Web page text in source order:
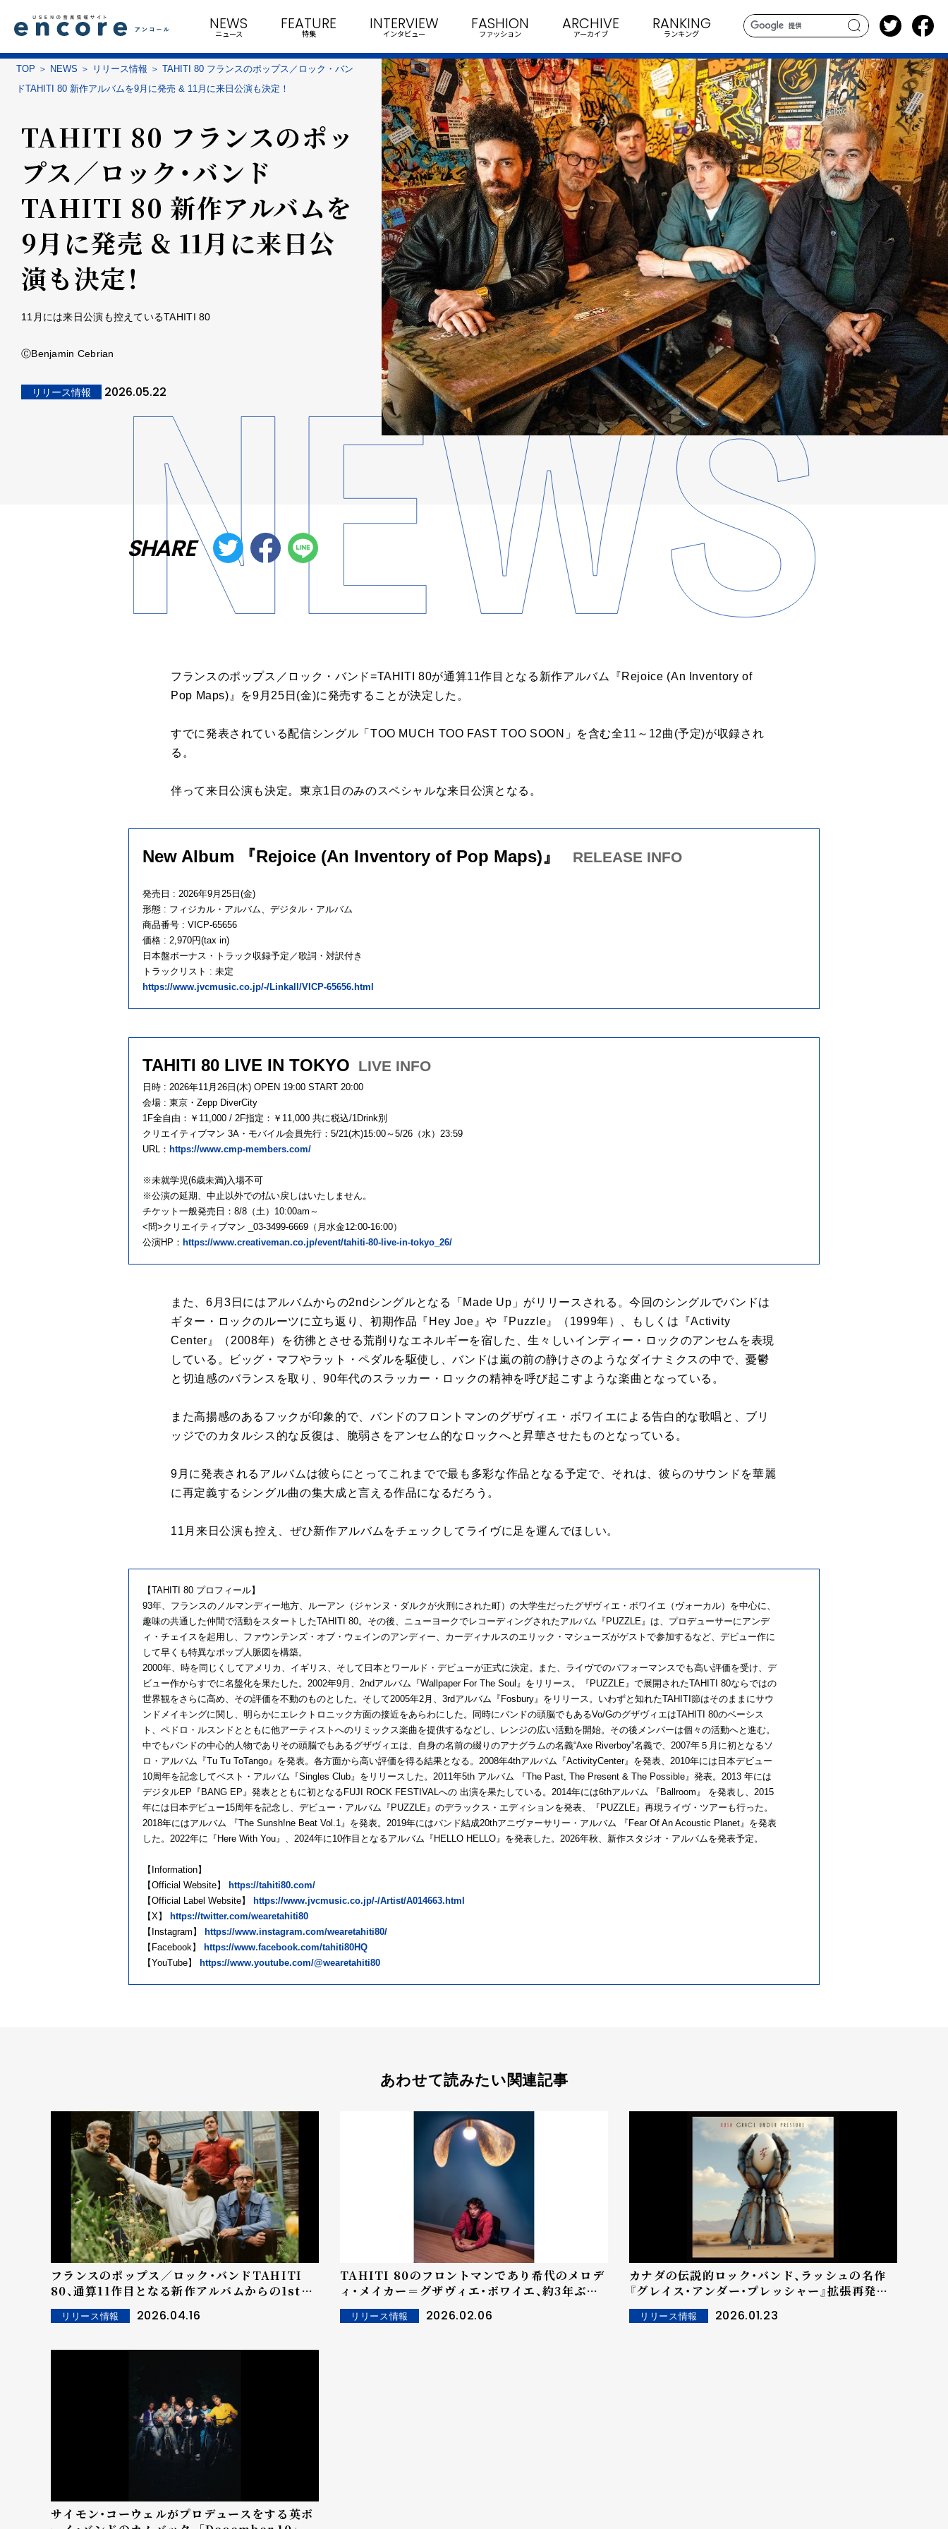
search
NEWS
ニュース
FEATURE
特集
INTERVIEW
インタビュー
FASHION
ファッション
ARCHIVE
アーカイブ
RANKING
ランキング
TOP NEWS リリース情報
TAHITI 80 フランスのポップス／ロック・バン
ドTAHITI 80 新作アルバムを9月に発売 & 11月に来日公演も決定！
TAHITI 80 フランスのポッ
プス／ロック・バンド
TAHITI 80 新作アルバムを
9月に発売 & 11月に来日公
演も決定！
11月には来日公演も控えているTAHITI 80
ⒸBenjamin Cebrian
リリース情報 2026.05.22
SHARE
フランスのポップス／ロック・バンド=TAHITI 80が通算11作目となる新作アルバム『Rejoice (An Inventory of
Pop Maps)』を9月25日(金)に発売することが決定した。
すでに発表されている配信シングル「TOO MUCH TOO FAST TOO SOON」を含む全11～12曲(予定)が収録され
る。
伴って来日公演も決定。東京1日のみのスペシャルな来日公演となる。
New Album 『Rejoice (An Inventory of Pop Maps)』 RELEASE INFO
発売日 : 2026年9月25日(金)
形態 : フィジカル・アルバム、デジタル・アルバム
商品番号 : VICP-65656
価格 : 2,970円(tax in)
日本盤ボーナス・トラック収録予定／歌詞・対訳付き
トラックリスト : 未定
https://www.jvcmusic.co.jp/-/Linkall/VICP-65656.html
TAHITI 80 LIVE IN TOKYO LIVE INFO
日時 : 2026年11月26日(木) OPEN 19:00 START 20:00
会場 : 東京・Zepp DiverCity
1F全自由：￥11,000 / 2F指定：￥11,000 共に税込/1Drink別
クリエイティブマン 3A・モバイル会員先行：5/21(木)15:00～5/26（水）23:59
URL： https://www.cmp-members.com/
※未就学児(6歳未満)入場不可
※公演の延期、中止以外での払い戻しはいたしません。
チケット一般発売日：8/8（土）10:00am～
<問>クリエイティブマン _03-3499-6669（月水金12:00-16:00）
公演HP： https://www.creativeman.co.jp/event/tahiti-80-live-in-tokyo_26/
また、6月3日にはアルバムからの2ndシングルとなる「Made Up」がリリースされる。今回のシングルでバンドは
ギター・ロックのルーツに立ち返り、初期作品『Hey Joe』や『Puzzle』（1999年）、もしくは『Activity
Center』（2008年）を彷彿とさせる荒削りなエネルギーを宿した、生々しいインディー・ロックのアンセムを表現
している。ビッグ・マフやラット・ペダルを駆使し、バンドは嵐の前の静けさのようなダイナミクスの中で、憂鬱
と切迫感のバランスを取り、90年代のスラッカー・ロックの精神を呼び起こすような楽曲となっている。
また高揚感のあるフックが印象的で、バンドのフロントマンのグザヴィエ・ボワイエによる告白的な歌唱と、ブリ
ッジでのカタルシス的な反復は、脆弱さをアンセム的なロックへと昇華させたものとなっている。
9月に発表されるアルバムは彼らにとってこれまでで最も多彩な作品となる予定で、それは、彼らのサウンドを華麗
に再定義するシングル曲の集大成と言える作品になるだろう。
11月来日公演も控え、ぜひ新作アルバムをチェックしてライヴに足を運んでほしい。
【TAHITI 80 プロフィール】
93年、フランスのノルマンディー地方、ルーアン（ジャンヌ・ダルクが火刑にされた町）の大学生だったグザヴィエ・ボワイエ（ヴォーカル）を中心に、
趣味の共通した仲間で活動をスタートしたTAHITI 80。その後、ニューヨークでレコーディングされたアルバム『PUZZLE』は、プロデューサーにアンデ
ィ・チェイスを起用し、ファウンテンズ・オブ・ウェインのアンディー、カーディナルスのエリック・マシューズがゲストで参加するなど、デビュー作に
して早くも特異なポップ人脈図を構築。
2000年、時を同じくしてアメリカ、イギリス、そして日本とワールド・デビューが正式に決定。また、ライヴでのパフォーマンスでも高い評価を受け、デ
ビュー作からすでに名盤化を果たした。2002年9月、2ndアルバム『Wallpaper For The Soul』をリリース。『PUZZLE』で展開されたTAHITI 80ならではの
世界観をさらに高め、その評価を不動のものとした。そして2005年2月、3rdアルバム『Fosbury』をリリース。いわずと知れたTAHITI節はそのままにサウ
ンドメイキングに関し、明らかにエレクトロニック方面の接近をあらわにした。同時にバンドの頭脳でもあるVo/GのグザヴィエはTAHITI 80のベーシス
ト、ペドロ・ルスンドとともに他アーティストへのリミックス楽曲を提供するなどし、レンジの広い活動を開始。その後メンバーは個々の活動へと進む。
中でもバンドの中心的人物でありその頭脳でもあるグザヴィエは、自身の名前の綴りのアナグラムの名義“Axe Riverboy”名義で、2007年５月に初となるソ
ロ・アルバム『Tu Tu ToTango』を発表。各方面から高い評価を得る結果となる。2008年4thアルバム『ActivityCenter』を発表、2010年には日本デビュー
10周年を記念してベスト・アルバム『Singles Club』をリリースした。2011年5th アルバム 『The Past, The Present & The Possible』発表。2013 年には
デジタルEP『BANG EP』発表とともに初となるFUJI ROCK FESTIVALへの 出演を果たしている。2014年には6thアルバム 『Ballroom』 を発表し、2015
年には日本デビュー15周年を記念し、デビュー・アルバム『PUZZLE』のデラックス・エディションを発表、『PUZZLE』再現ライヴ・ツアーも行った。
2018年にはアルバム 『The Sunsh!ne Beat Vol.1』を発表。2019年にはバンド結成20thアニヴァーサリー・アルバム 『Fear Of An Acoustic Planet』を発表
した。2022年に『Here With You』、2024年に10作目となるアルバム『HELLO HELLO』を発表した。2026年秋、新作スタジオ・アルバムを発表予定。
【Information】
【Official Website】
https://tahiti80.com/
【Official Label Website】
https://www.jvcmusic.co.jp/-/Artist/A014663.html
【X】
https://twitter.com/wearetahiti80
【Instagram】
https://www.instagram.com/wearetahiti80/
【Facebook】
https://www.facebook.com/tahiti80HQ
【YouTube】
https://www.youtube.com/@wearetahiti80
あわせて読みたい関連記事
フランスのポップス／ロック・バンドTAHITI
80、通算11作目となる新作アルバムからの1stシ
ングルリリース！
リリース情報 2026.04.16
TAHITI 80のフロントマンであり希代のメロデ
ィ・メイカー＝グザヴィエ・ボワイエ、約3年ぶり
となる新作EP発表！
リリース情報 2026.02.06
カナダの伝説的ロック・バンド、ラッシュの名作
『グレイス・アンダー・プレッシャー』拡張再発盤
で3月13日発売決定。新ミックスや、完全版コン
サート映像＆ライヴ・アルバムを初収録
リリース情報 2026.01.23
サイモン・コーウェルがプロデュースをする英ボ